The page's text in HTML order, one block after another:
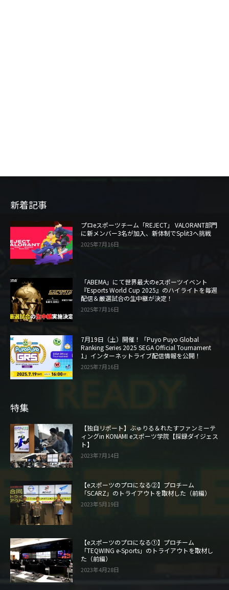
新着記事
プロeスポーツチーム「REJECT」 VALORANT部門
に新メンバー3名が加入、新体制でSplit3へ挑戦
2025年7月16日
「ABEMA」にて世界最大のeスポーツイベント
『Esports World Cup 2025』のハイライトを毎週
配信＆厳選試合の生中継が決定！
2025年7月16日
7月19日（土）開催！「Puyo Puyo Global
Ranking Series 2025 SEGA Official Tournament
1」インターネットライブ配信情報を公開！
2025年7月16日
特集
【独自リポート】ぶゅりる＆れたすファンミーテ
ィングin KONAMI eスポーツ学院【採録ダイジェス
ト】
2023年7月14日
【eスポーツのプロになる②】プロチーム
「SCARZ」のトライアウトを取材した（前編）
2023年5月19日
【eスポーツのプロになる①】プロチーム
「TEQWING e-Sports」のトライアウトを取材し
た（前編）
2023年4月28日